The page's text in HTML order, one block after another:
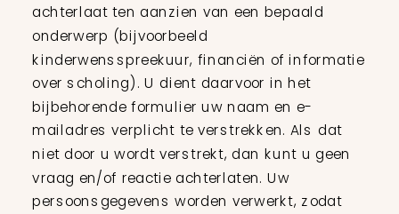
achterlaat ten aanzien van een bepaald
onderwerp (bijvoorbeeld
kinderwensspreekuur, financiën of informatie
over scholing). U dient daarvoor in het
bijbehorende formulier uw naam en e-
mailadres verplicht te verstrekken. Als dat
niet door u wordt verstrekt, dan kunt u geen
vraag en/of reactie achterlaten. Uw
persoonsgegevens worden verwerkt, zodat